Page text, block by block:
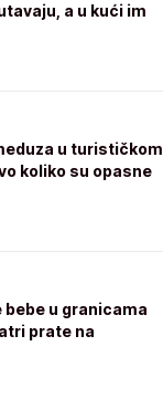
a u kući im
u turističkom
koliko su opasne
bebe u granicama
prate na